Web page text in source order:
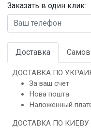
Заказать в один клик:
Доставка
ДОСТАВКА ПО
За ваш счет
Нова пошта
Наложенный
ДОСТАВКА ПО КИЕВУ